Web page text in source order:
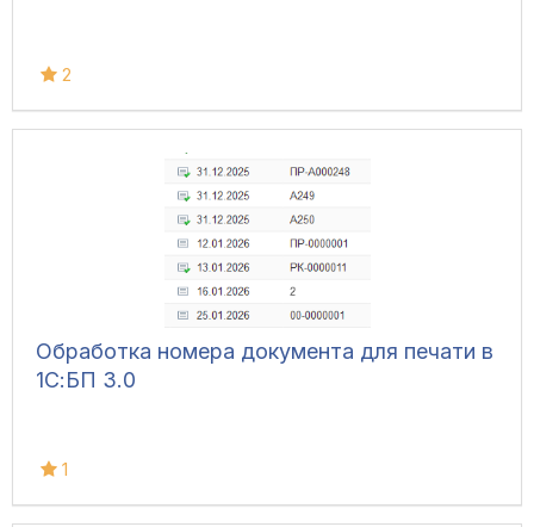
2
Обработка номера документа для печати в
1С:БП 3.0
1